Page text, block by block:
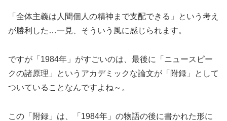
「全体主義は人間個人の精神まで支配できる」という考え
が勝利した…一見、そういう風に感じられます。
ですが「1984年」がすごいのは、最後に「ニュースピー
クの諸原理」というアカデミックな論文が「附録」として
ついていることなんですよね～。
この「附録」は、「1984年」の物語の後に書かれた形に